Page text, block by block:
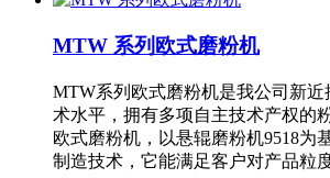
MTW 系列欧式磨粉机
MTW系列欧式磨粉机是我公司新
术水平，拥有多项自主技术产权的
欧式磨粉机，以悬辊磨粉机9518为
制造技术，它能满足客户对产品粒